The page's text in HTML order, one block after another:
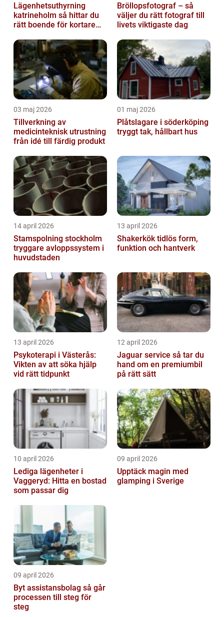
Lägenhetsuthyrning
katrineholm så hittar du
rätt boende för kortare
Bröllopsfotograf – så
väljer du rätt fotograf till
livets viktigaste dag
03 maj 2026
Tillverkning av
medicinteknisk utrustning
från idé till färdig produkt
01 maj 2026
Plåtslagare i söderköping
tryggt tak, hållbart hus
14 april 2026
Stamspolning stockholm
tryggare avloppssystem i
huvudstaden
13 april 2026
Shakerkök tidlös form,
funktion och hantverk
13 april 2026
Psykoterapi i Västerås:
Vikten av att söka hjälp
vid rätt tidpunkt
12 april 2026
Jaguar service så tar du
hand om en premiumbil
på rätt sätt
10 april 2026
Lediga lägenheter i
Vaggeryd: Hitta en bostad
som passar dig
09 april 2026
Upptäck magin med
glamping i Sverige
09 april 2026
Byt assistansbolag så går
processen till steg för
steg